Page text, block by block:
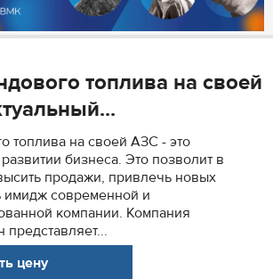
топлива на своей
топлива на своей АЗС - это
бизнеса. Это позволит в
продажи, привлечь новых
имидж современной и
компании. Компания
цену